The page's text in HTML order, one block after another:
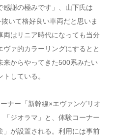
感謝の極みです」、山下氏は
いて格好良い車両だと思いま
はリニア時代になっても当分
ァ的カラーリングにするとと
来からやってきた500系みたい
している。
ナー「新幹線×エヴァンゲリオ
「ジオラマ」と、体験コーナー
」が設置される。利用には事前